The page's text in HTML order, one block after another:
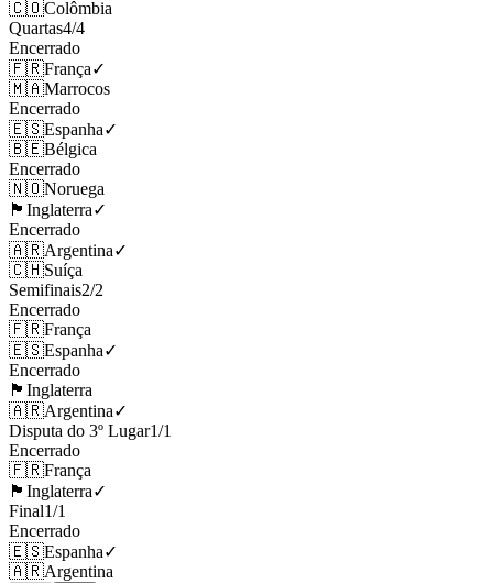
🇨🇴Colômbia
Quartas4/4
Encerrado
🇫🇷França✓
🇲🇦Marrocos
Encerrado
🇪🇸Espanha✓
🇧🇪Bélgica
Encerrado
🇳🇴Noruega
🏴󠁧󠁢󠁥󠁮󠁧󠁿 Inglaterra✓
Encerrado
🇦🇷Argentina✓
🇨🇭Suíça
Semifinais2/2
Encerrado
🇫🇷França
🇪🇸Espanha✓
Encerrado
🏴󠁧󠁢󠁥󠁮󠁧󠁿 Inglaterra
🇦🇷Argentina✓
Disputa do 3º Lugar1/1
Encerrado
🇫🇷França
🏴󠁧󠁢󠁥󠁮󠁧󠁿 Inglaterra✓
Final1/1
Encerrado
🇪🇸Espanha✓
🇦🇷Argentina